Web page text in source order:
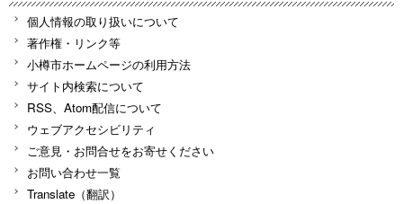
個人情報の取り扱いについて
著作権・リンク等
小樽市ホームページの利用方法
サイト内検索について
RSS、Atom配信について
ウェブアクセシビリティ
ご意見・お問合せをお寄せください
お問い合わせ一覧
Translate（翻訳）